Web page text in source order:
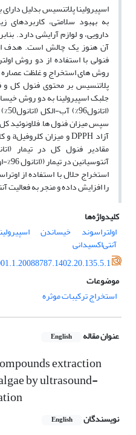
اسپیرولینا پلاتنسیسبدلیل
به بهبود سلامتی، کاربردهای
دارویی، و لوازم آرایشی دارد.
آن هنوز یک چالش است. هدف از
فنولی با استفاده از دو روش
روش های استخراج و غلظت
پلاتنسیس بر محتوی فنول کل و
(اتانول96%) آب -
سپس میزان فنول ها, فلاونوئید
آزادDPPHو میزان کلروفیلaو
آنتوسیانین در تیمار ((اتانول 96%-اولتراسوند)، مشاهده شد.
استخراج حلال با استفاده از
را افزایش داده و منجر به فعالیت
کلیدواژه‌ها
اولتراسوند
خیساندن
آنتی‌اکسیدانی
موضوعات
استخراج ترکیبات موثره
عنوان مقاله English
extraction
by ultrasound-
نویسندگان English